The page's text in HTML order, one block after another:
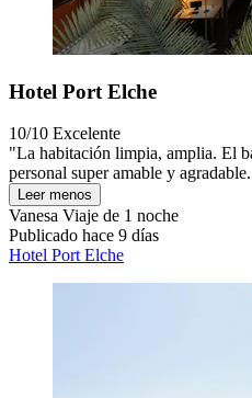
Hotel Port Elche
10/10 Excelente
"La habitación limpia, amplia. El
personal super amable y
Leer menos
Vanesa Viaje de 1 noche
Publicado hace 9 días
Hotel Port Elche